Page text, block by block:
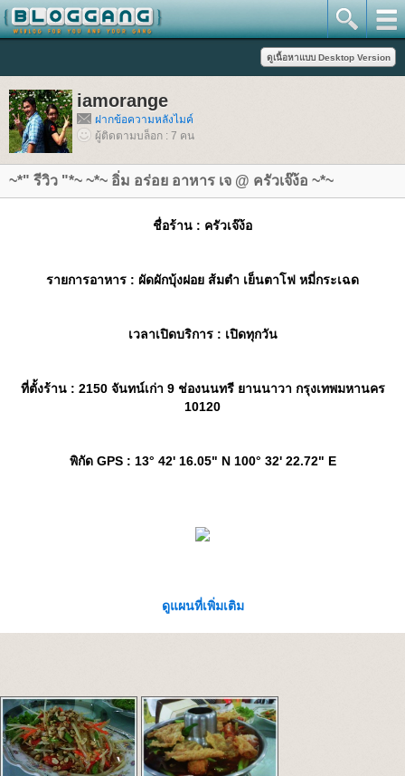
iamorange
ฝากข้อความหลังไมค์
ผู้ติดตามบล็อก : 7 คน
~*" รีวิว "*~ ~*~ อิ่ม อร่อย อาหาร เจ @ ครัวเจ๊ง้อ ~*~
ชื่อร้าน : ครัวเจ๊ง้อ
รายการอาหาร : ผัดผักบุ้งฝอย ส้มตำ เย็นตาโฟ หมี่กระเฉด
เวลาเปิดบริการ: เปิดทุกวัน
ที่ตั้งร้าน: 2150 จันทน์เก่า 9 ช่องนนทรี ยานนาวา กรุงเทพมหานคร
10120
พิกัด GPS: 13° 42' 16.05" N 100° 32' 22.72" E
ดูแผนที่เพิ่มเติม